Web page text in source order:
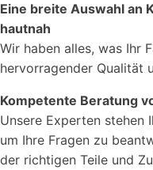
Eine breite Auswahl an
hautnah
Wir haben alles, was Ihr
hervorragender Qualität
Kompetente Beratung
Unsere Experten stehen
um Ihre Fragen zu
der richtigen Teile und